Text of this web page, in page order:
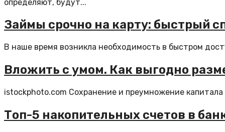
определяют, будут...
Займы срочно на карту: быстрый
В наше время возникла необходимость в быстром
Вложить с умом. Как выгодно
istockphoto.com Сохранение и преумножение
Топ-5 накопительных счетов в